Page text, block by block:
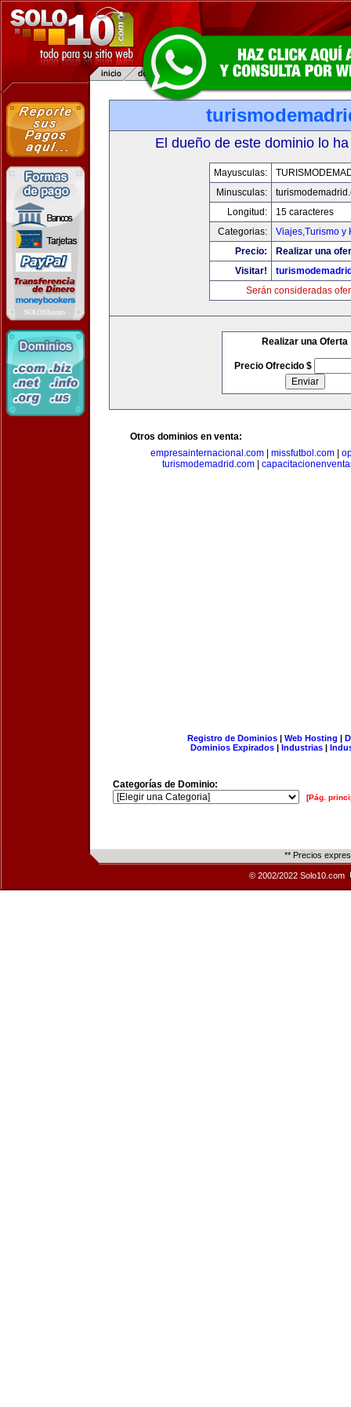
El dueño de este dominio lo
Mayusculas:
Minusculas:
Longitud:
15 caracteres
Categorias:
Viajes,Turismo y
Precio:
Realizar una
Visitar!
Serán consideradas
Realizar una Oferta
Precio Ofrecido $
Otros dominios en venta:
empresainternacional.com| missfutbol.com|
turismodemadrid.com|
Registro de Dominios| Web Hosting |
Dominios Expirados | Industrias |
Categorías de Dominio:
[Pág.
** Precios
© 2002/2022 Solo10.com